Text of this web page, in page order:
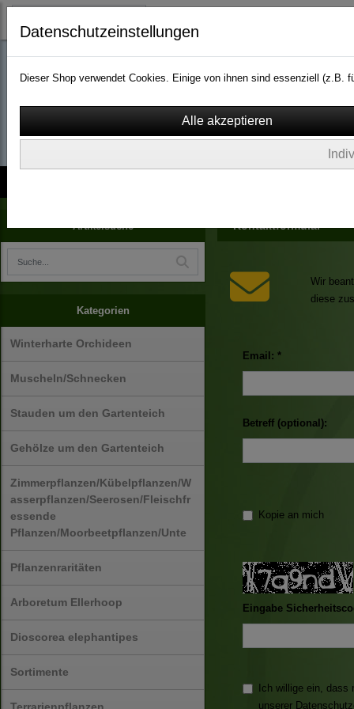
wassergarten-
Artikelsuche
Kategorien
Winterharte Orchideen
Muscheln/Schnecken
Stauden um den Gartenteich
Gehölze um den Gartenteich
Zimmerpflanzen/Kübelpflanzen/W
asserpflanzen/Seerosen/Fleischfr
essende
Pflanzen/Moorbeetpflanzen/Unte
Pflanzenraritäten
Arboretum Ellerhoop
Dioscorea elephantipes
Sortimente
Kontaktformular
Wir
diese
Email: *
Betreff (optional):
Kopie an mich
Eingabe
Ich willige ein, dass
unserer
Datenschutzeinstellungen
Dieser Shop verwendet Cookies. Einige von ihnen sind essenziell (z.B.